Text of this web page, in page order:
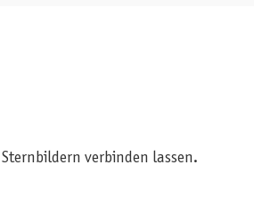
verbinden lassen.